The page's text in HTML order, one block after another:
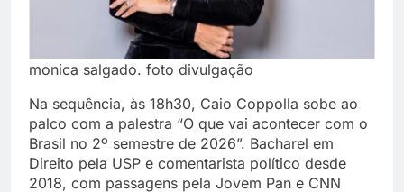
monica salgado. foto divulgação
Na sequência, às 18h30, Caio Coppolla sobe ao
palco com a palestra “O que vai acontecer com o
Brasil no 2º semestre de 2026”. Bacharel em
Direito pela USP e comentarista político desde
2018, com passagens pela Jovem Pan e CNN